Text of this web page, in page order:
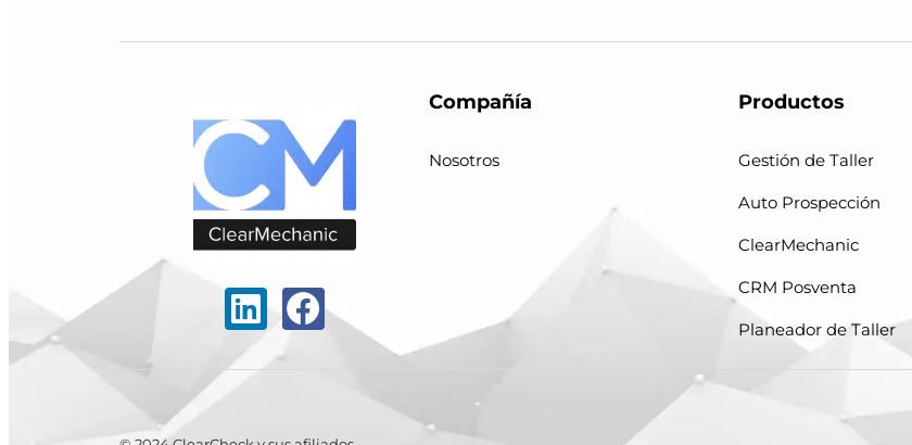
Compañía
Nosotros
Productos
Gestión de Taller
Auto Prospección
ClearMechanic
CRM Posventa
Planeador de Taller